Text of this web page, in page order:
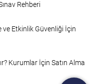
Rehberi
ve Etkinlik Güvenliği İçin
Kurumlar İçin Satın Alma